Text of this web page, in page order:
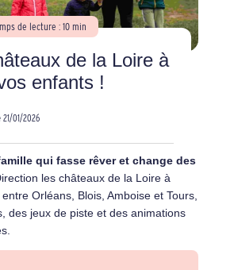
de lecture : 10 min
de la Loire à
enfants !
21/01/2026
qui fasse rêver et change des
les châteaux de la Loire à
Orléans, Blois, Amboise et Tours,
des jeux de piste et des animations